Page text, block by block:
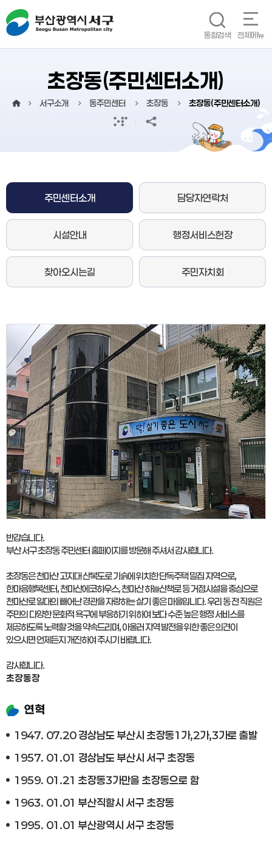
통합검색 전체메뉴
초장동(주민센터소개)
서구소개 동주민센터 초장동 초장동(주민센터소개)
주민센터소개 담당자연락처
시설안내 행정서비스헌장
찾아오시는길 주민자치회
반갑습니다.
부산 서구 초장동 주민센터 홈페이지를 방문해 주셔서 감사합니다.
초장동은 천마산 고지대 산복도로 기슭에 위치한 단독주택 밀집 지역으로,
한마음행복센터, 천마산에코하우스, 천마산 하늘산책로 등 거점시설을 중심으로
천마산로 일대의 빼어난 경관을 자랑하는 살기 좋은 마을입니다. 우리 동 전 직원은
주민의 다양한 문화적 욕구에 부응하기 위하여 보다 수준 높은 행정 서비스를
제공하도록 노력할 것을 약속드리며, 아울러 지역 발전을 위한 좋은 의견이
있으시면 언제든지 개진하여 주시기 바랍니다.
감사합니다.
초 장 동 장
연혁
1947. 07.20 경상남도 부산시 초장동1가,2가,3가로 출발
1957. 01.01 경상남도 부산시 서구 초장동
1959. 01.21 초장동3가만을 초장동으로 함
1963. 01.01 부산직할시 서구 초장동
1995. 01.01 부산광역시 서구 초장동